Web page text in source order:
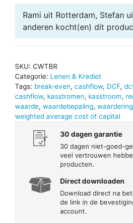
DCF-
methode
aantal
Rami uit Rotterdam, Stefan
anderen kocht(en) dit
SKU: CWTBR
Categorie: Lenen & Krediet
Tags: break-even, cashflow, DCF,
cashflow, kasstromen, kasstroom,
waarde, waardebepaling,
weighted average cost of capital
30 dagen garantie
30 dagen niet-goed-
veel vertrouwen
producten.
Direct downloaden
Download direct na
de link in de
account.